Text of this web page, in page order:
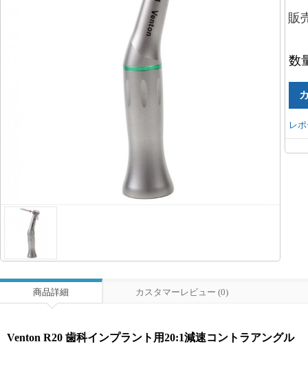
販
数
レ
商品詳細 カスタマーレビュー (0)
Venton R20 歯科インプラント用20:1減速コントラアングル